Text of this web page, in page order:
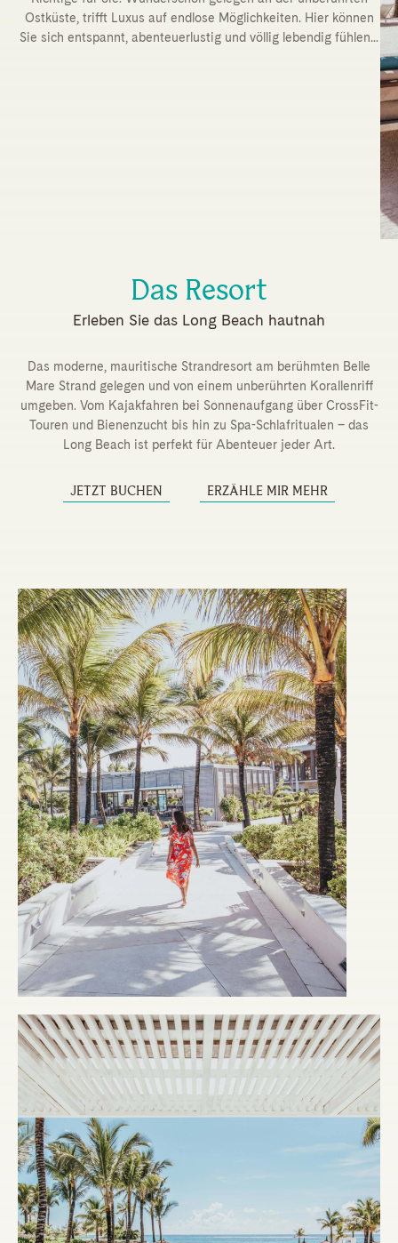
Ostküste, trifft Luxus auf endlose Möglichkeiten. Hier können
Sie sich entspannt, abenteuerlustig und völlig lebendig fühlen...
Das Resort
Erleben Sie das Long Beach hautnah
Das moderne, mauritische Strandresort am berühmten Belle
Mare Strand gelegen und von einem unberührten Korallenriff
umgeben. Vom Kajakfahren bei Sonnenaufgang über CrossFit-
Touren und Bienenzucht bis hin zu Spa-Schlafritualen – das
Long Beach ist perfekt für Abenteuer jeder Art.
JETZT BUCHEN ERZÄHLE MIR MEHR